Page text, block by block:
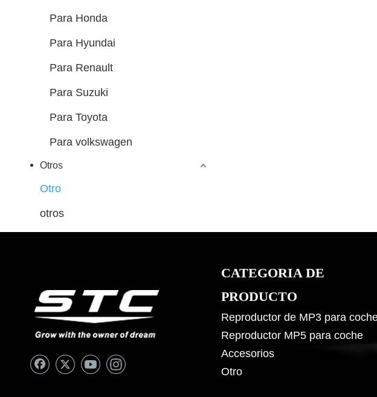
Para Honda
Para Hyundai
Para Renault
Para Suzuki
Para Toyota
Para volkswagen
Otros
Otro
otros
CATEGORIA DE
PRODUCTO
Reproductor de MP3 para
Reproductor MP5 para coche
Accesorios
Otro